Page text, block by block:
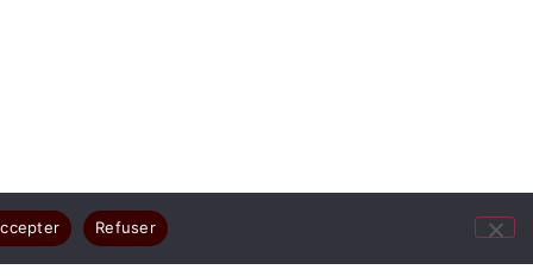
résument votre joie
Refuser